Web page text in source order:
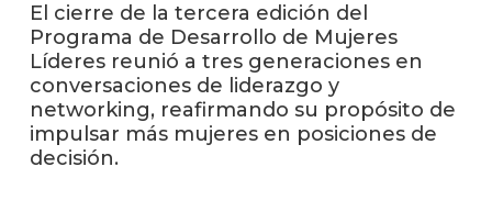
El cierre de la tercera edición del
Programa de Desarrollo de Mujeres
Líderes reunió a tres generaciones en
conversaciones de liderazgo y
networking, reafirmando su propósito de
impulsar más mujeres en posiciones de
decisión.